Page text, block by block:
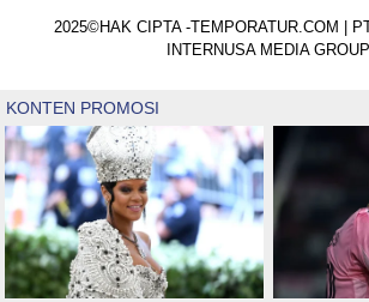
2025©HAK CIPTA -TEMPORATUR.COM |
INTERNUSA MEDIA GROUP